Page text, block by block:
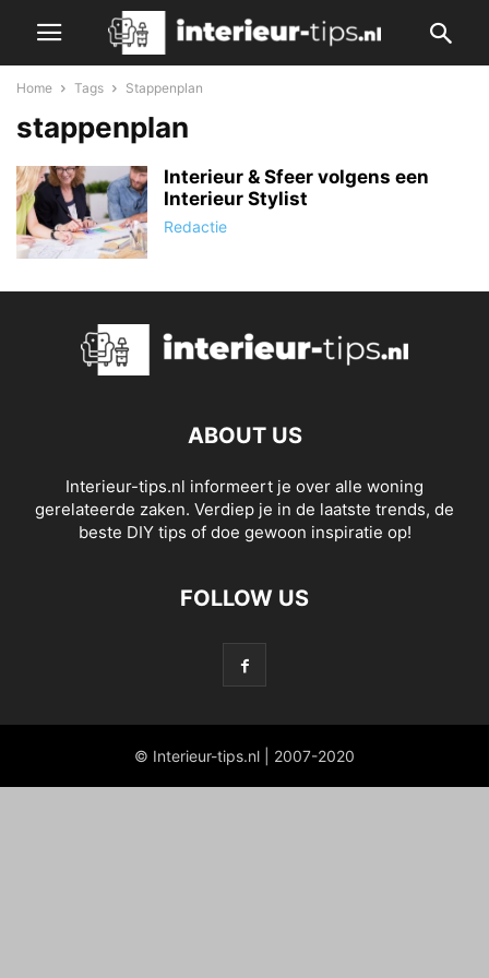
Home Tags Stappenplan
stappenplan
Interieur & Sfeer volgens een
Interieur Stylist
Redactie
ABOUT US
Interieur-tips.nl informeert je over alle woning
gerelateerde zaken. Verdiep je in de laatste trends, de
beste DIY tips of doe gewoon inspiratie op!
FOLLOW US
© Interieur-tips.nl | 2007-2020